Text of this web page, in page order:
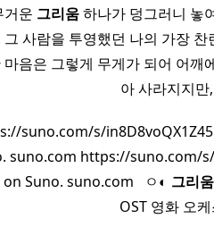
거운 그리움하나가 덩그러니 놓
그 사람을 투영했던 나의 가장
마음은 그렇게 무게가 되어 어깨
아 사라지지
suno.com/s/
suno.com https://suno.com/s/
Suno. suno.com ​ ​ ㅇ◐ 그리움
OST 영화 오